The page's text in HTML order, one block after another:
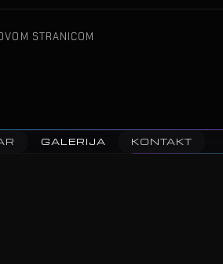
STRANICOM
GALERIJA KONTAKT